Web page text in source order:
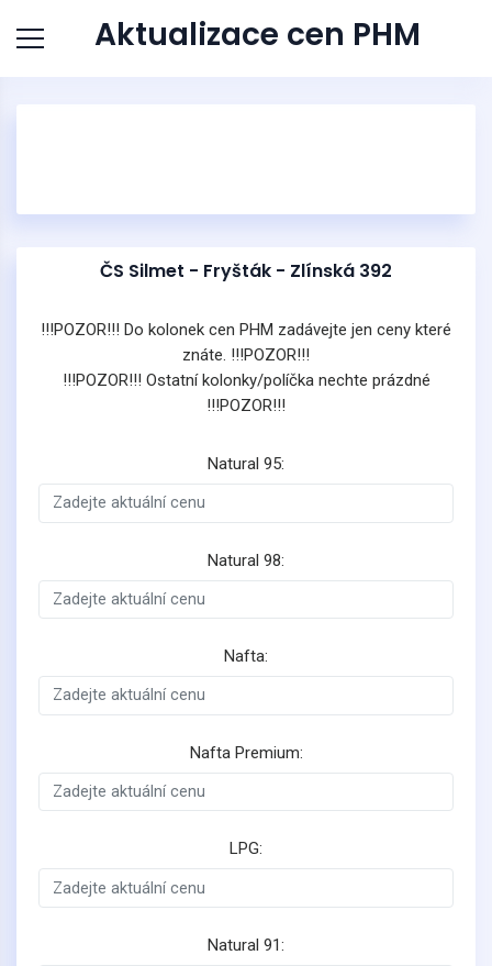
Aktualizace cen PHM
ČS Silmet - Fryšták - Zlínská 392
!!!POZOR!!! Do kolonek cen PHM zadávejte jen ceny které
znáte. !!!POZOR!!!
!!!POZOR!!! Ostatní kolonky/políčka nechte prázdné
!!!POZOR!!!
Natural 95:
Natural 98:
Nafta:
Nafta Premium:
LPG:
Natural 91: